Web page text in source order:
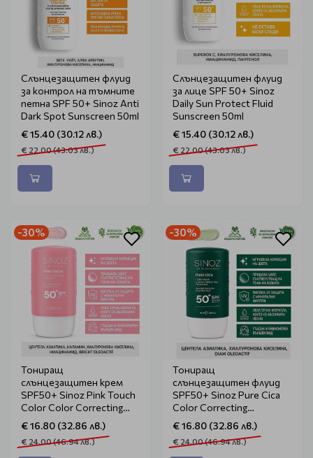
Слънцезащитен флуид
за контрол на тъмните
петна SPF 50+ Sinoz Anti
Dark Spot Sunscreen 50ml
€ 15.40 (30.12 лв.)
€ 22.00 (43.03 лв.)
Слънцезащитен флуид
за лице SPF 50+ Sinoz
Daily Sun Protect Fluid
Sunscreen 50ml
€ 15.40 (30.12 лв.)
€ 22.00 (43.03 лв.)
-30%
Тониращ
слънцезащитен крем
SPF50+ Sinoz Pink Touch
Color Color Correcting
Treatment 50ml
€ 16.80 (32.86 лв.)
€ 24.00 (46.94 лв.)
-30%
Тониращ
слънцезащитен флуид
SPF50+ Sinoz Pure Cica
Color Correcting
Treatment 50ml
€ 16.80 (32.86 лв.)
€ 24.00 (46.94 лв.)